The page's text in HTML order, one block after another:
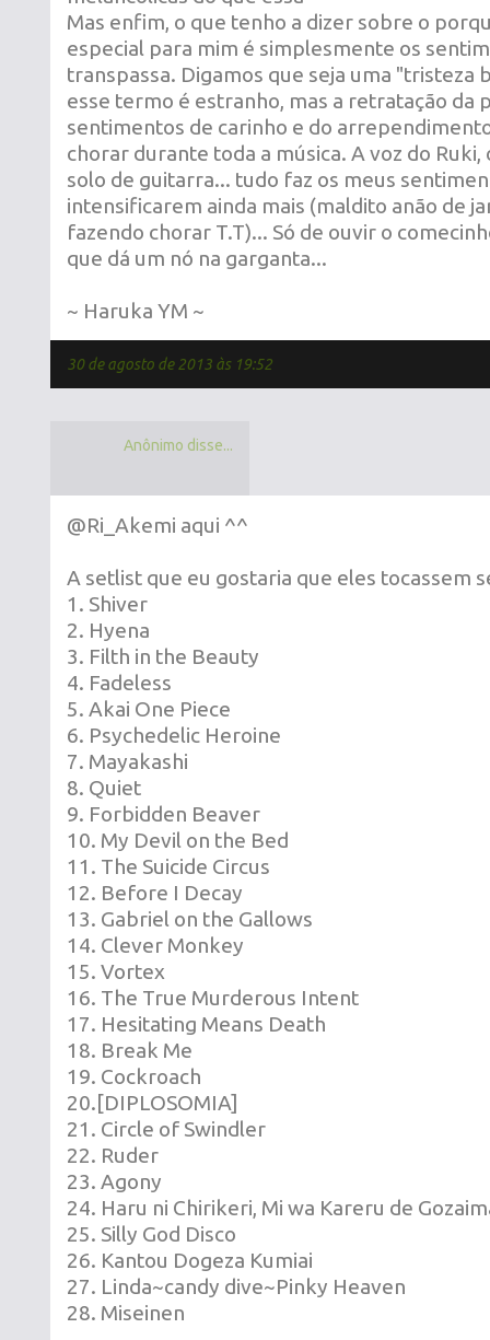
Mas enfim, o que tenho a dizer sobre o
especial para mim é simplesmente os
transpassa. Digamos que seja uma "tristeza
esse termo é estranho, mas a retratação da
sentimentos de carinho e do
chorar durante toda a música. A voz do Ruki,
solo de guitarra... tudo faz os meus
intensificarem ainda mais (maldito anão de
fazendo chorar T.T)... Só de ouvir o
que dá um nó na garganta...
~ Haruka YM ~
30 de agosto de 2013 às 19:52
Anônimo disse...
@Ri_Akemi aqui ^^
A setlist que eu gostaria que eles tocassem
1. Shiver
2. Hyena
3. Filth in the Beauty
4. Fadeless
5. Akai One Piece
6. Psychedelic Heroine
7. Mayakashi
8. Quiet
9. Forbidden Beaver
10. My Devil on the Bed
11. The Suicide Circus
12. Before I Decay
13. Gabriel on the Gallows
14. Clever Monkey
15. Vortex
16. The True Murderous Intent
17. Hesitating Means Death
18. Break Me
19. Cockroach
20.[DIPLOSOMIA]
21. Circle of Swindler
22. Ruder
23. Agony
24. Haru ni Chirikeri, Mi wa Kareru de
25. Silly God Disco
26. Kantou Dogeza Kumiai
27. Linda~candy dive~Pinky Heaven
28. Miseinen